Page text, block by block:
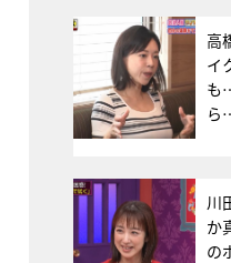
高
イ
も
ら
川
か
の